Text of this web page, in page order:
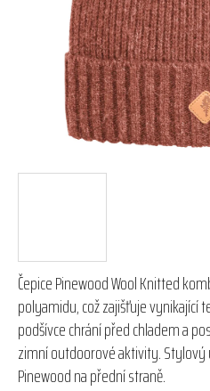
Čepice Pinewood Wool Knitted
polyamidu, což zajišťuje vynikající
podšívce chrání před chladem a
zimní outdoorové aktivity.
Pinewood na přední straně.
hvězdiček.